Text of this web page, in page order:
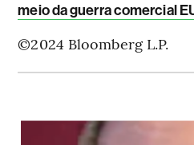
meio da guerra comercial
©2024 Bloomberg L.P.